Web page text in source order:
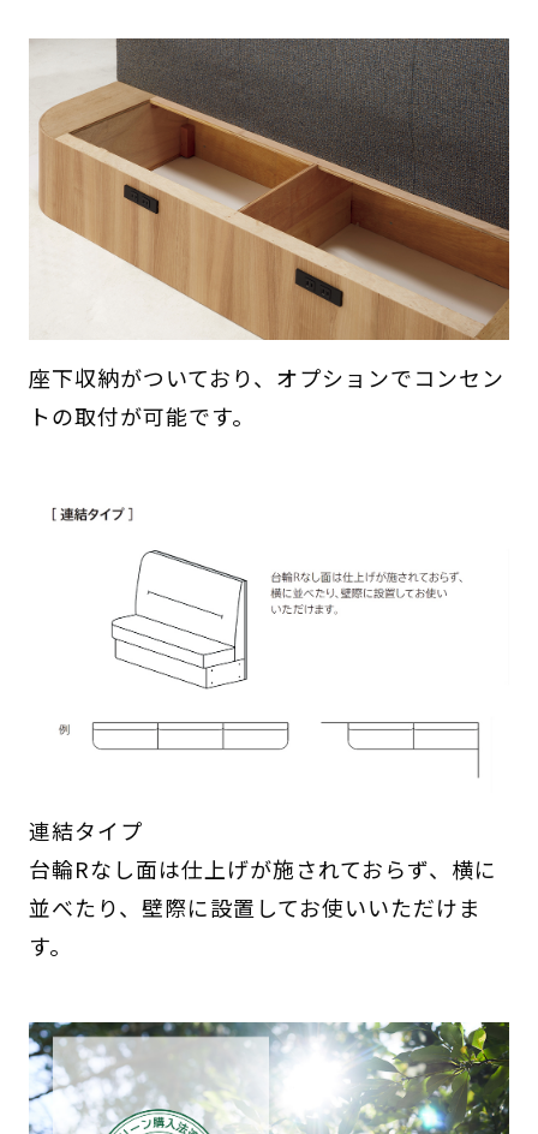
座下収納がついており、オプションでコンセン
トの取付が可能です。
連結タイプ
台輪Rなし面は仕上げが施されておらず、横に
並べたり、壁際に設置してお使いいただけま
す。